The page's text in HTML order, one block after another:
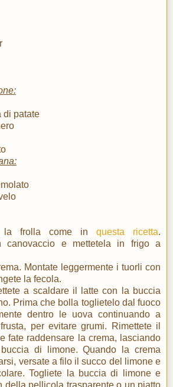
di patate
la frolla come in questa ricetta.
canovaccio e mettetela in frigo a
Montate leggermente i tuorli con
la fecola.
a scaldare il latte con la buccia
Prima che bolla toglietelo dal fuoco
dentro le uova continuando a
per evitare grumi. Rimettete il
fate raddensare la crema, lasciando
di limone. Quando la crema
versate a filo il succo del limone e
Togliete la buccia di limone e